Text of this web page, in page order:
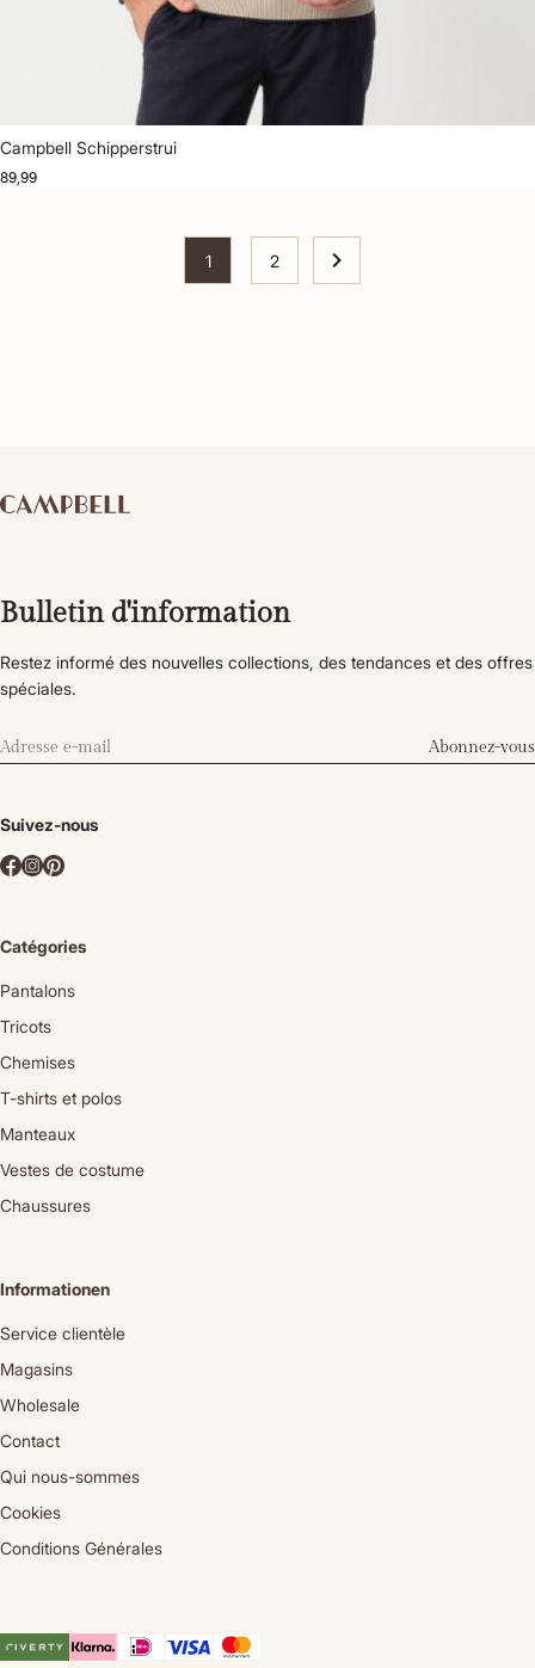
Campbell Schipperstrui
89,99
1 2
Bulletin d'information
Restez informé des nouvelles collections, des tendances et des offres
spéciales.
Abonnez-vous
Suivez-nous
Catégories
Pantalons
Tricots
Chemises
T-shirts et polos
Manteaux
Vestes de costume
Chaussures
Informationen
Service clientèle
Magasins
Wholesale
Contact
Qui nous-sommes
Cookies
Conditions Générales